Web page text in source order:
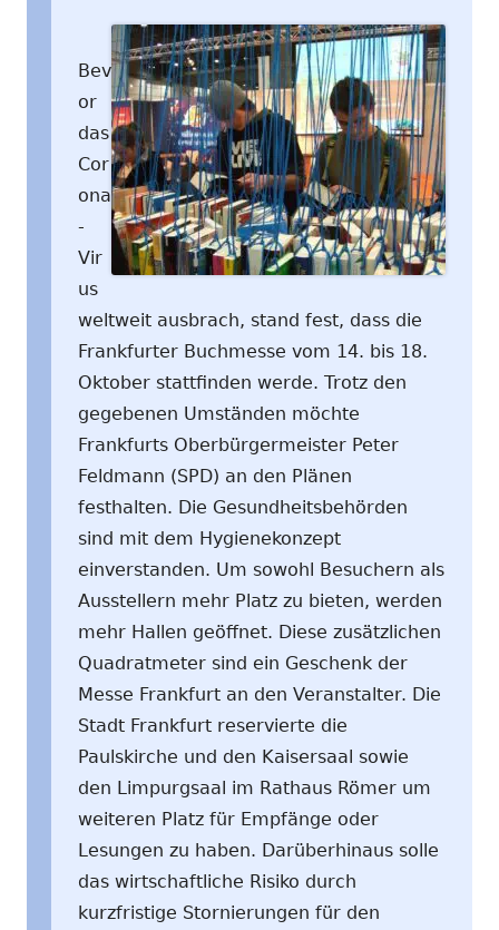
Bev
or
das
Cor
ona
-
Vir
us
weltweit ausbrach, stand fest, dass die
Frankfurter Buchmesse vom 14. bis 18.
Oktober stattfinden werde. Trotz den
gegebenen Umständen möchte
Frankfurts Oberbürgermeister Peter
Feldmann (SPD) an den Plänen
festhalten. Die Gesundheitsbehörden
sind mit dem Hygienekonzept
einverstanden. Um sowohl Besuchern als
Ausstellern mehr Platz zu bieten, werden
mehr Hallen geöffnet. Diese zusätzlichen
Quadratmeter sind ein Geschenk der
Messe Frankfurt an den Veranstalter. Die
Stadt Frankfurt reservierte die
Paulskirche und den Kaisersaal sowie
den Limpurgsaal im Rathaus Römer um
weiteren Platz für Empfänge oder
Lesungen zu haben. Darüberhinaus solle
das wirtschaftliche Risiko durch
kurzfristige Stornierungen für den